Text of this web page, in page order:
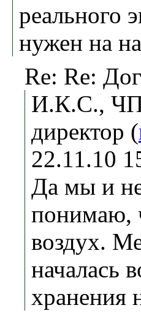
реального
нужен на
Re: Re:
И.К.С.,
директор (
22.11.10
Да мы и
понимаю,
воздух.
началась
хранения